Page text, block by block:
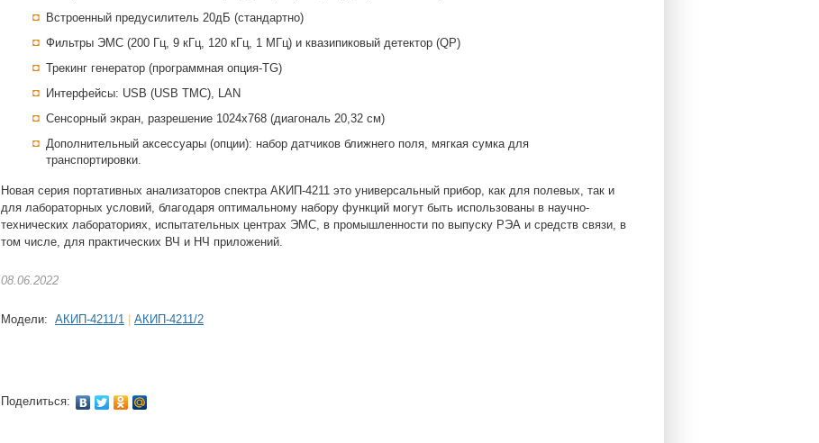
Встроенный предусилитель 20дБ (стандартно)
Фильтры ЭМС (200 Гц, 9 кГц, 120 кГц, 1 МГц) и квазипиковый детектор (QP)
Трекинг генератор (программная опция-TG)
Интерфейсы: USB (USB TMC), LAN
Сенсорный экран, разрешение 1024x768 (диагональ 20,32 см)
Дополнительный аксессуары (опции): набор датчиков ближнего поля, мягкая сумка для
транспортировки.
Новая серия портативных анализаторов спектра АКИП-4211 это универсальный прибор, как для полевых, так и
для лабораторных условий, благодаря оптимальному набору функций могут быть использованы в научно-
технических лабораториях, испытательных центрах ЭМС, в промышленности по выпуску РЭА и средств связи, в
том числе, для практических ВЧ и НЧ приложений.
08.06.2022
Модели: АКИП-4211/1 АКИП-4211/2
Поделиться: